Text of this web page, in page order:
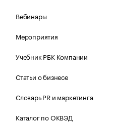
Вебинары
Мероприятия
Учебник РБК Компании
Статьи о бизнесе
Словарь PR и маркетинга
Каталог по ОКВЭД